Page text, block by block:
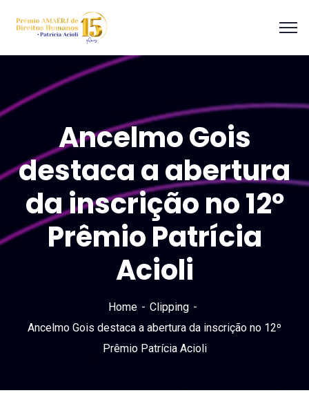
Ancelmo Gois
destaca a abertura
da inscrição no 12º
Prêmio Patrícia
Acioli
Home
Clipping
Ancelmo Gois destaca a abertura da inscrição no 12º
Prêmio Patrícia Acioli